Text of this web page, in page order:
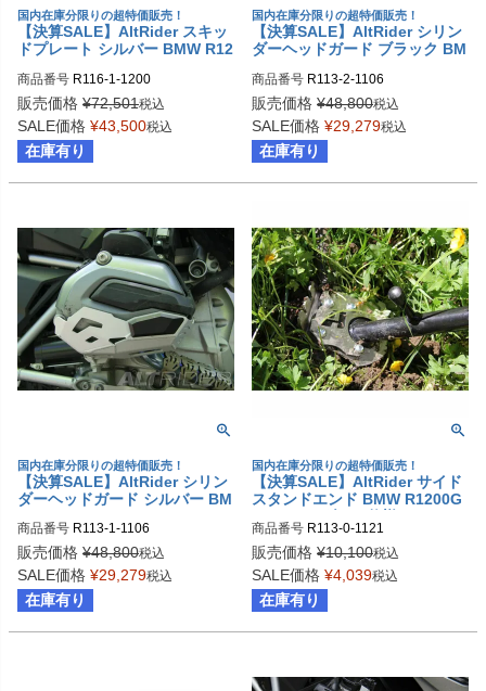
国内在庫分限りの超特価販売！
【決算SALE】AltRider スキッ
ドプレート シルバー BMW R12
商品番号 R116-1-1200
販売価格 ¥72,501税込
SALE価格 ¥43,500税込
在庫有り
国内在庫分限りの超特価販売！
【決算SALE】AltRider シリン
ダーヘッドガード ブラック BM
Adventure
商品番号 R113-2-1106
販売価格 ¥48,800税込
SALE価格 ¥29,279税込
在庫有り
国内在庫分限りの超特価販売！
【決算SALE】AltRider シリン
ダーヘッドガード シルバー BM
Adventure
商品番号 R113-1-1106
販売価格 ¥48,800税込
SALE価格 ¥29,279税込
在庫有り
国内在庫分限りの超特価販売！
【決算SALE】AltRider サイド
スタンドエンド BMW R1200G
商品番号 R113-0-1121
販売価格 ¥10,100税込
SALE価格 ¥4,039税込
在庫有り